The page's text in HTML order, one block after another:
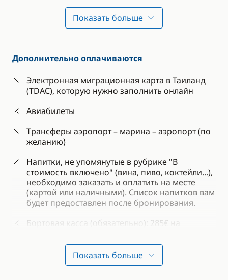
стюард / повар)
2 комплекта белья, полотенец и пляжных
Гель для душа и шампунь
Бортовые расходы (вода, бензин и топливо)
Страховка судна и пассажиров
Водные виды спорта на борту: снаряжения для
подводного плавания – фридайвинга или
снорклинга (ласты, маска и трубка), каяк
Показать больше
Дополнительно оплачиваются
Электронная миграционная карта в Таиланд
(TDAC), которую нужно заполнить онлайн
Авиабилеты
Трансферы аэропорт – марина – аэропорт (по
желанию)
Напитки, не упомянутые в рубрике "В
стоимость включено" (вина, пиво, коктейли...),
необходимо заказать и оплатить на месте
(картой или наличными). Список напитков вам
будет предоставлен после бронирования.
Бортовая касса (обязательно): 285€ на
Доплата при специфической диете
(вегетарианская, пескатарианская, веганская,
Показать больше